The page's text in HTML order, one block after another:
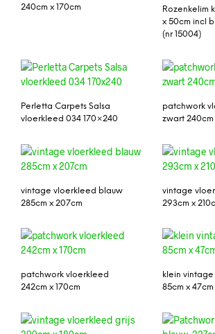
240cm x 170cm
Rozenkelim
x 50cm incl
(nr 15004)
Perletta Carpets Salsa
vloerkleed 034 170×240
patchwork
zwart 240cm
vintage vloerkleed blauw
285cm x 207cm
vintage
293cm x
patchwork vloerkleed
242cm x 170cm
klein
85cm x 47cm